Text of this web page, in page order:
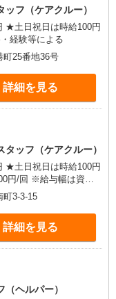
フ（ケアクルー）
経験等による
町25番地36号
詳細を見る
ッフ（ケアクルー）
円/回 ※給与幅は資
町3-3-15
詳細を見る
ヘルパー）